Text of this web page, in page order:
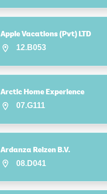
Apple Vacations (Pvt) LTD
12.B053
Arctic Home Experience
07.G111
Ardanza Reizen B.V.
08.D041